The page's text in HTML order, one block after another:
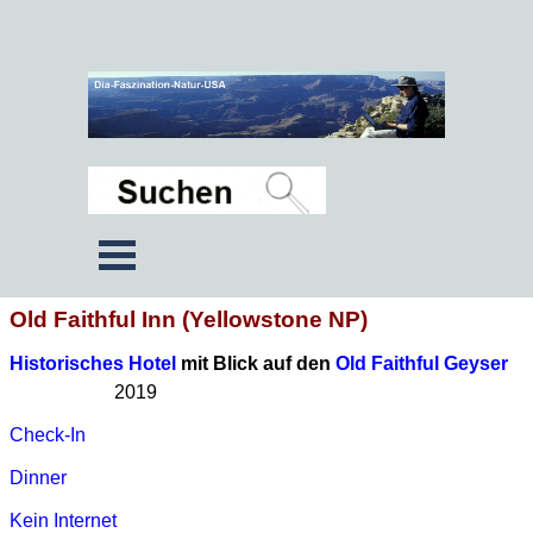
Old Faithful Inn (Yellowstone NP)
Historisches Hotel mit Blick auf den Old Faithful Geyser
2019
Check-In
Dinner
Kein Internet